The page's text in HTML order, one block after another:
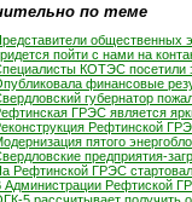
по теме
общественных
пойти с нами на
КОТЭС посетили
финансовые
губернатор
ГРЭС является
Рефтинской
пятого
предприятия-
Рефтинской ГРЭС
Администрации Рефтиской